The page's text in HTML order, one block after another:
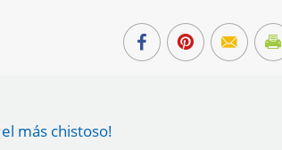
más chistoso!